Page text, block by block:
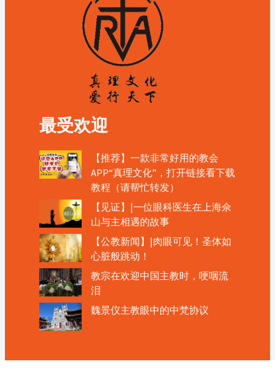
最受欢迎
【推荐】一款非常好用的教会
APP“真理文化”，打开链接看下载
教程（请帮忙转发）
【见证】|一位眼科医生在上海佘
山与主相遇的故事
【公教新闻】|肉眼可见！圣体如
心脏般跳动！
教宗在欢迎中国主教时，哽咽流
泪
魏景仪主教眼中的中梵协议